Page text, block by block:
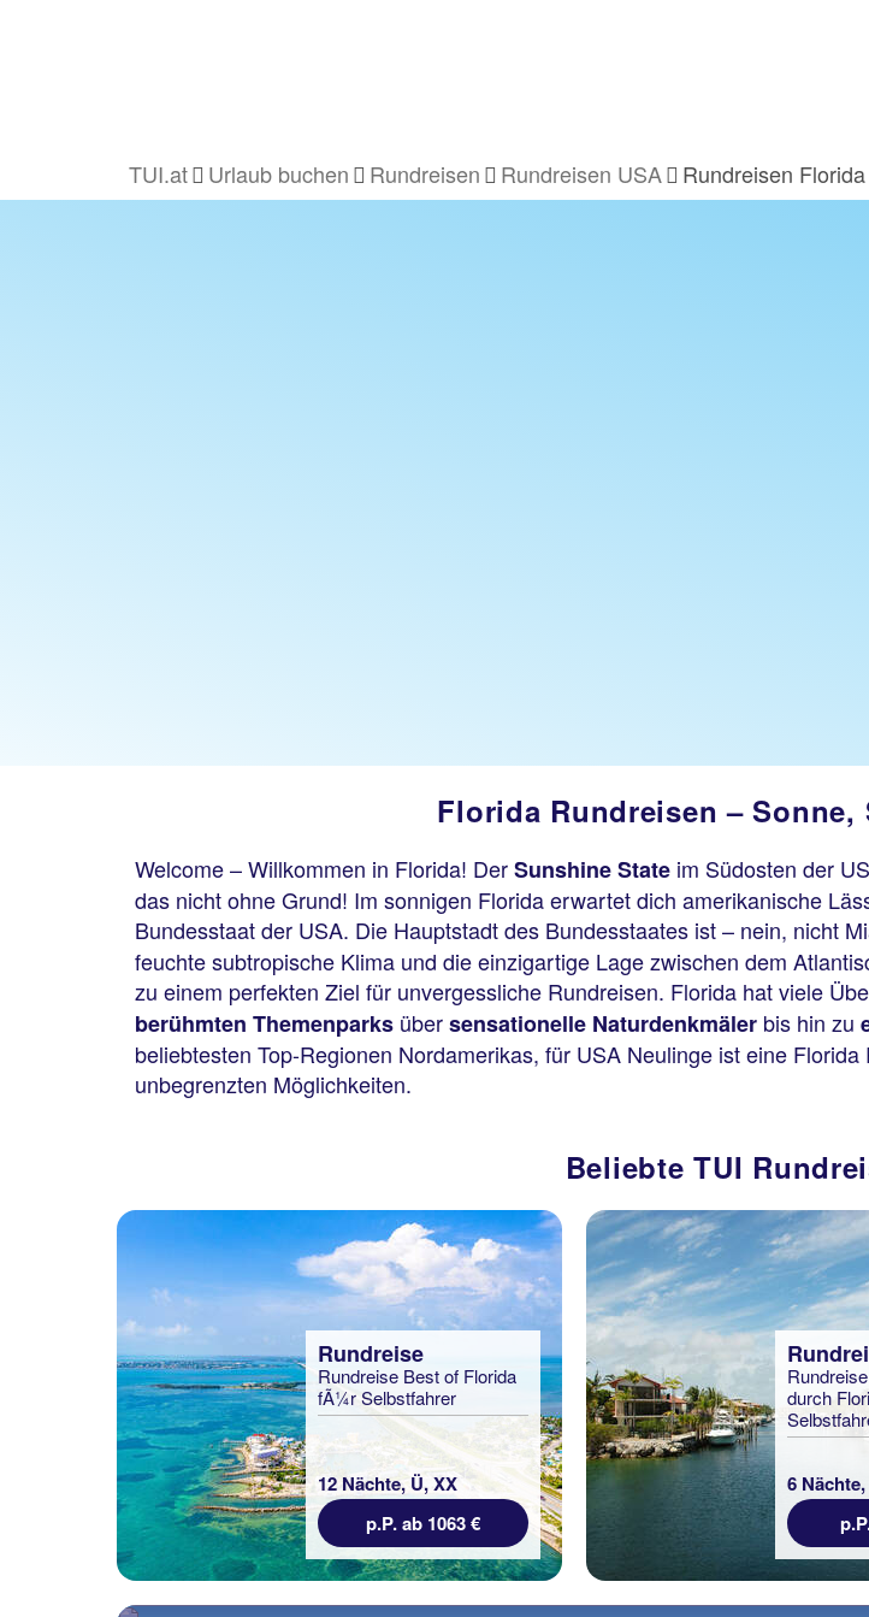
TUI.at Urlaub buchen Rundreisen Rundreisen USA Rundreisen Florida
Florida Rundreisen –
Welcome – Willkommen in Florida! DerSunshine State im Südosten der
das nicht ohne Grund! Im sonnigen Florida erwartet dich amerikanische
Bundesstaat der USA. Die Hauptstadt des Bundesstaates ist – nein, nicht
feuchte subtropische Klima und die einzigartige Lage zwischen dem
zu einem perfekten Ziel für unvergessliche Rundreisen. Florida hat viele
berühmten Themenparks übersensationelle Naturdenkmäler bis hin zu
beliebtesten Top-Regionen Nordamerikas, für USA Neulinge ist eine
unbegrenzten Möglichkeiten.
Beliebte TUI
Rundreise
Rundreise Best of Florida
fÃ¼r Selbstfahrer
12 Nächte, Ü, XX
p.P. ab 1063 €
durch
6